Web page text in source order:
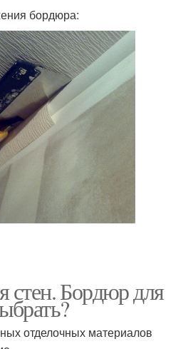
бордюра:
стен. Бордюр для
отделочных материалов